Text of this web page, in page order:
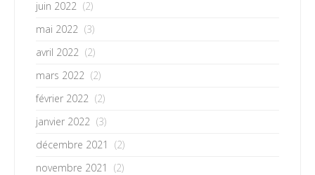
juin 2022 (2)
mai 2022 (3)
avril 2022 (2)
mars 2022 (2)
février 2022 (2)
janvier 2022 (3)
décembre 2021
(2)
novembre 2021
(2)